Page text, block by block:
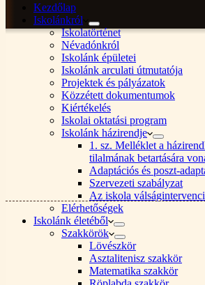
Kezdőlap
Iskolánkról
Iskolatörténet
Névadónkról
Iskolánk épületei
Iskolánk arculati útmutatója
Projektek és pályázatok
Közzétett dokumentumok
Kiértékelés
Iskolai oktatási program
Iskolánk házirendje
1. sz. Melléklet a
tilalmának betartására
Adaptációs és poszt-
Szervezeti szabályzat
Az iskola
Elérhetőségek
Iskolánk életéből
Szakkörök
Lövészkör
Asztalitenisz szakkör
Matematika szakkör